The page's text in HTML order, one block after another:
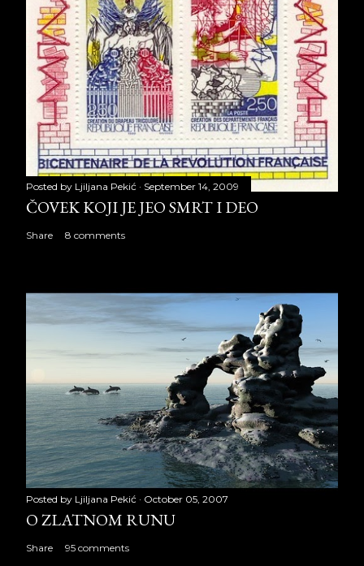
Posted by Ljiljana Pekić September 14, 2009
ČOVEK KOJI JE JEO SMRT I DEO
Share 8 comments
Posted by Ljiljana Pekić October 05, 2007
O ZLATNOM RUNU
Share 95 comments